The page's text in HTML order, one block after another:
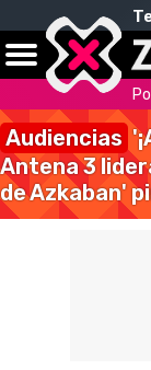
Audiencias
Antena 3
de Azkaban'